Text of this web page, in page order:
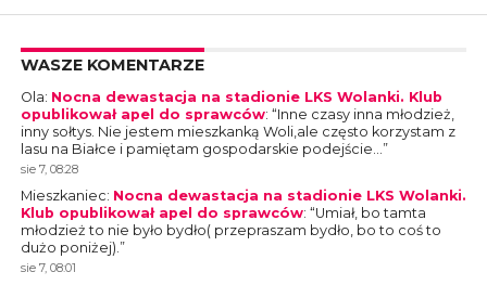
WASZE KOMENTARZE
Ola: Nocna dewastacja na stadionie LKS Wolanki. Klub
opublikował apel do sprawców: “Inne czasy inna młodzież,
inny sołtys. Nie jestem mieszkanką Woli,ale często korzystam z
lasu na Białce i pamiętam gospodarskie podejście…”
sie 7, 08:28
Mieszkaniec: Nocna dewastacja na stadionie LKS Wolanki.
Klub opublikował apel do sprawców: “Umiał, bo tamta
młodzież to nie było bydło( przepraszam bydło, bo to coś to
dużo poniżej).”
sie 7, 08:01